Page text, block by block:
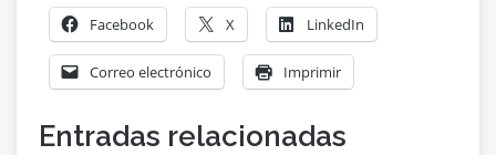
Facebook X LinkedIn
Correo electrónico Imprimir
Entradas relacionadas